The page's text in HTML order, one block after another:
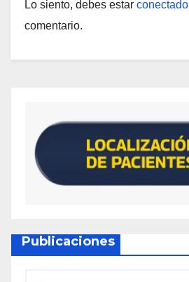
Lo siento, debes estar conectado
comentario.
Publicaciones